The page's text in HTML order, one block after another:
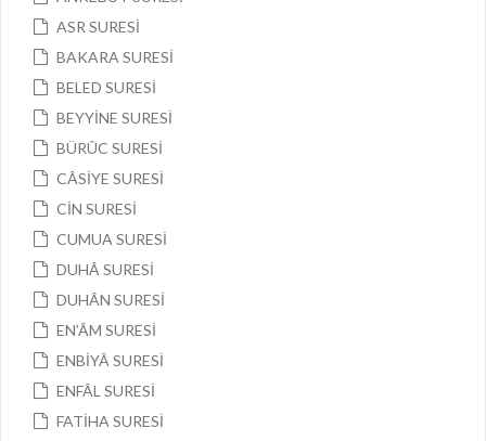
ASR SURESİ
BAKARA SURESİ
BELED SURESİ
BEYYİNE SURESİ
BÜRÛC SURESİ
CÂSİYE SURESİ
CİN SURESİ
CUMUA SURESİ
DUHÂ SURESİ
DUHÂN SURESİ
EN’ÂM SURESİ
ENBİYÂ SURESİ
ENFÂL SURESİ
FATİHA SURESİ